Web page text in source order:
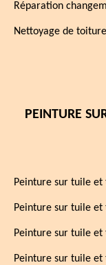
Réparation
Nettoyage de
PEINTURE
Peinture sur tuile
Peinture sur tuile
Peinture sur tuile et
Peinture sur tuile